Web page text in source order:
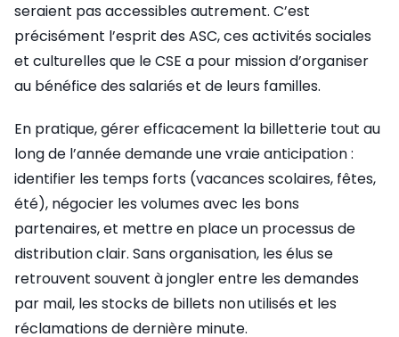
seraient pas accessibles autrement. C’est
précisément l’esprit des ASC, ces activités sociales
et culturelles que le CSE a pour mission d’organiser
au bénéfice des salariés et de leurs familles.
En pratique, gérer efficacement la billetterie tout au
long de l’année demande une vraie anticipation :
identifier les temps forts (vacances scolaires, fêtes,
été), négocier les volumes avec les bons
partenaires, et mettre en place un processus de
distribution clair. Sans organisation, les élus se
retrouvent souvent à jongler entre les demandes
par mail, les stocks de billets non utilisés et les
réclamations de dernière minute.